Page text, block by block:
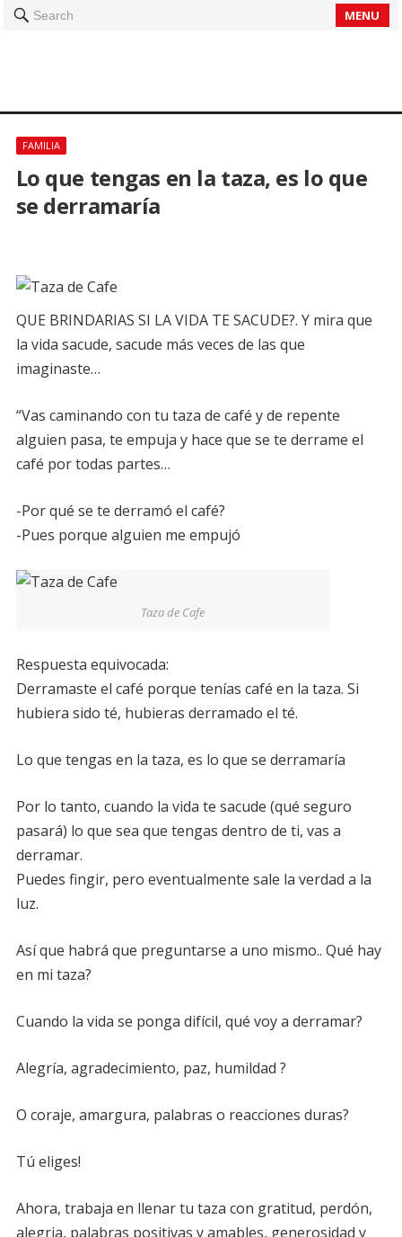
Search MENU
FAMILIA
Lo que tengas en la taza, es lo que
se derramaría
QUE BRINDARIAS SI LA VIDA TE SACUDE?. Y mira que
la vida sacude, sacude más veces de las que
imaginaste…
“Vas caminando con tu taza de café y de repente
alguien pasa, te empuja y hace que se te derrame el
café por todas partes…
-Por qué se te derramó el café?
-Pues porque alguien me empujó
Taza de Cafe
Respuesta equivocada:
Derramaste el café porque tenías café en la taza. Si
hubiera sido té, hubieras derramado el té.
Lo que tengas en la taza, es lo que se derramaría
Por lo tanto, cuando la vida te sacude (qué seguro
pasará) lo que sea que tengas dentro de ti, vas a
derramar.
Puedes fingir, pero eventualmente sale la verdad a la
luz.
Así que habrá que preguntarse a uno mismo.. Qué hay
en mi taza?
Cuando la vida se ponga difícil, qué voy a derramar?
Alegría, agradecimiento, paz, humildad ?
O coraje, amargura, palabras o reacciones duras?
Tú eliges!
Ahora, trabaja en llenar tu taza con gratitud, perdón,
alegria, palabras positivas y amables, generosidad y